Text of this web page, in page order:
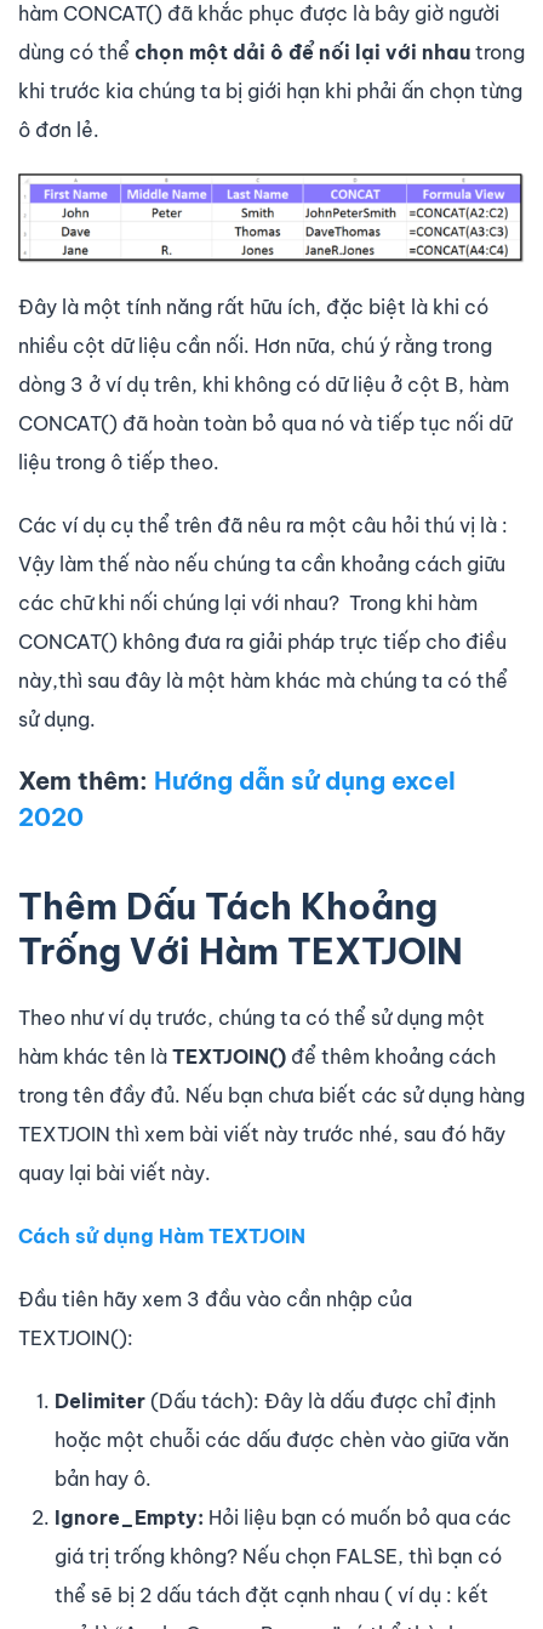
hàm CONCAT() đã khắc phục được là bây giờ người
dùng có thể chọn một dải ô để nối lại với nhau trong
khi trước kia chúng ta bị giới hạn khi phải ấn chọn từng
ô đơn lẻ.
Đây là một tính năng rất hữu ích, đặc biệt là khi có
nhiều cột dữ liệu cần nối. Hơn nữa, chú ý rằng trong
dòng 3 ở ví dụ trên, khi không có dữ liệu ở cột B, hàm
CONCAT() đã hoàn toàn bỏ qua nó và tiếp tục nối dữ
liệu trong ô tiếp theo.
Các ví dụ cụ thể trên đã nêu ra một câu hỏi thú vị là :
Vậy làm thế nào nếu chúng ta cần khoảng cách giữu
các chữ khi nối chúng lại với nhau? Trong khi hàm
CONCAT() không đưa ra giải pháp trực tiếp cho điều
này,thì sau đây là một hàm khác mà chúng ta có thể
sử dụng.
Xem thêm: Hướng dẫn sử dụng excel
2020
Thêm Dấu Tách Khoảng
Trống Với Hàm TEXTJOIN
Theo như ví dụ trước, chúng ta có thể sử dụng một
hàm khác tên là TEXTJOIN() để thêm khoảng cách
trong tên đầy đủ. Nếu bạn chưa biết các sử dụng hàng
TEXTJOIN thì xem bài viết này trước nhé, sau đó hãy
quay lại bài viết này.
Cách sử dụng Hàm TEXTJOIN
Đầu tiên hãy xem 3 đầu vào cần nhập của
TEXTJOIN():
Delimiter (Dấu tách): Đây là dấu được chỉ định
hoặc một chuỗi các dấu được chèn vào giữa văn
bản hay ô.
Ignore_Empty: Hỏi liệu bạn có muốn bỏ qua các
giá trị trống không? Nếu chọn FALSE, thì bạn có
thể sẽ bị 2 dấu tách đặt cạnh nhau ( ví dụ : kết